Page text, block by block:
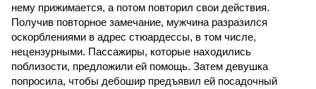
нему прижимается, а потом повторил свои действия.
Получив повторное замечание, мужчина разразился
оскорблениями в адрес стюардессы, в том числе,
нецензурными. Пассажиры, которые находились
поблизости, предложили ей помощь. Затем девушка
попросила, чтобы дебошир предъявил ей посадочный